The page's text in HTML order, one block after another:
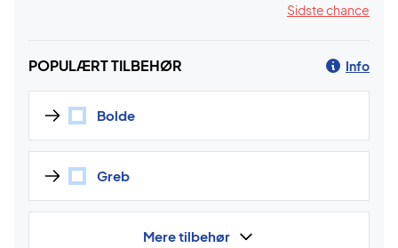
Sidste chance
POPULÆRT TILBEHØR Info
Bolde
Greb
Mere tilbehør